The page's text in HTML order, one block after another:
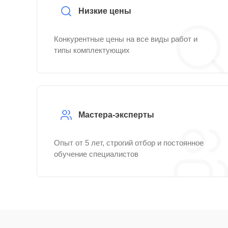
Низкие цены
Конкурентные цены на все виды работ и
типы комплектующих
Мастера-эксперты
Опыт от 5 лет, строгий отбор и постоянное
обучение специалистов